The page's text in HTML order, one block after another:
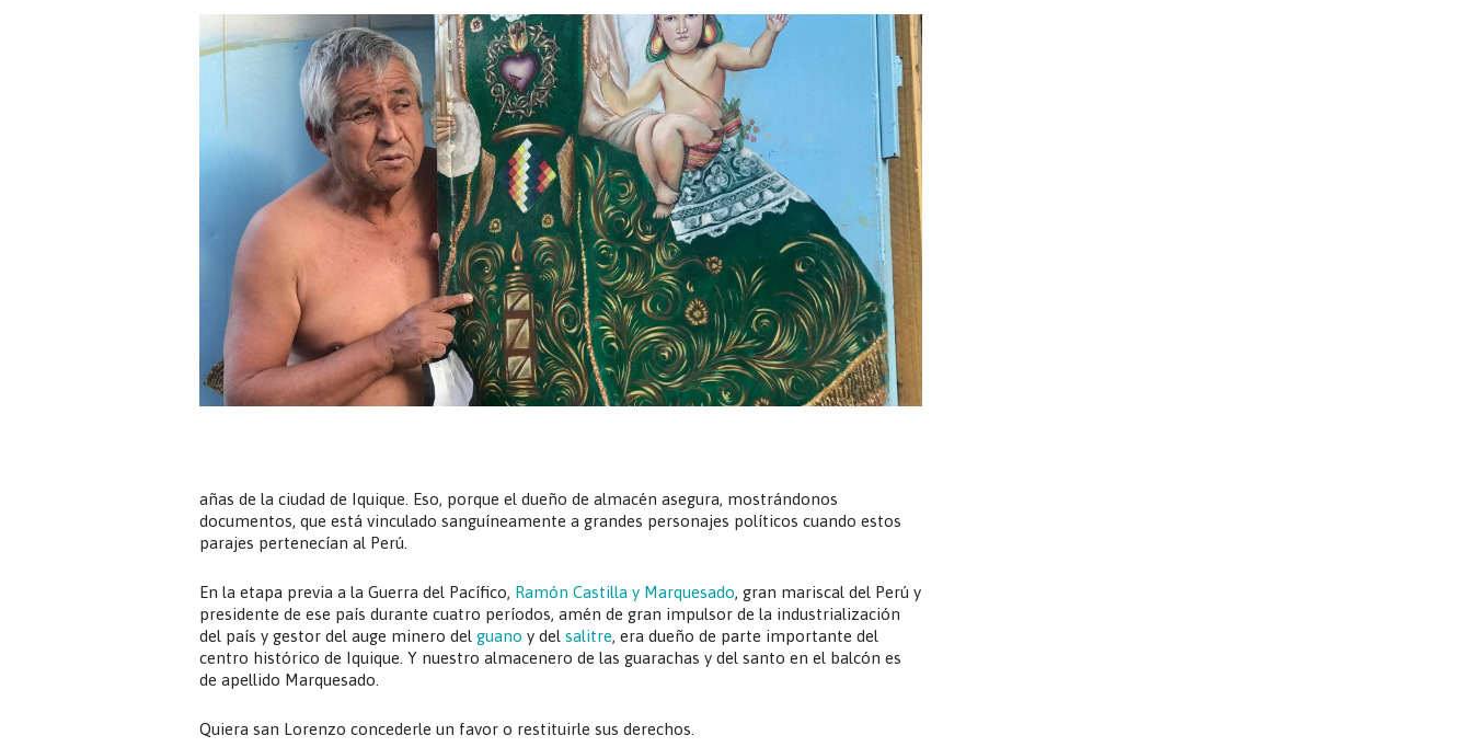
añas de la ciudad de Iquique. Eso, porque el dueño de almacén asegura, mostrándonos
documentos, que está vinculado sanguíneamente a grandes personajes políticos cuando estos
parajes pertenecían al Perú.
En la etapa previa a la Guerra del Pacífico, Ramón Castilla y Marquesado, gran mariscal del Perú y
presidente de ese país durante cuatro períodos, amén de gran impulsor de la industrialización
del país y gestor del auge minero del guano y del salitre, era dueño de parte importante del
centro histórico de Iquique. Y nuestro almacenero de las guarachas y del santo en el balcón es
de apellido Marquesado.
Quiera san Lorenzo concederle un favor o restituirle sus derechos.